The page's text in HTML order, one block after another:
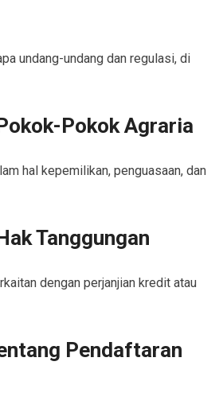
undang-undang dan regulasi, di
Pokok Agraria
hal kepemilikan, penguasaan, dan
Tanggungan
dengan perjanjian kredit atau
Pendaftaran